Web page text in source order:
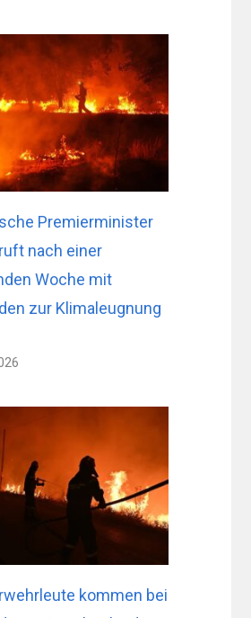
Premierminister
nach einer
Woche mit
zur Klimaleugnung
kommen bei